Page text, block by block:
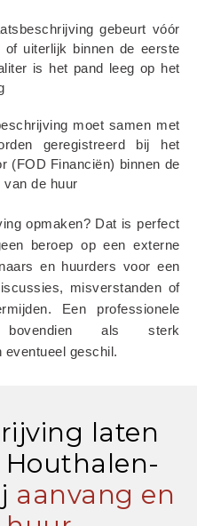
gebeurt vóór
uiterlijk binnen de eerste
is het pand leeg op het
moet samen met
geregistreerd bij het
(FOD Financiën) binnen de
van de huur
opmaken? Dat is perfect
beroep op een externe
misverstanden of
Een professionele
bovendien als sterk
eventueel geschil.
laten
aanvang en